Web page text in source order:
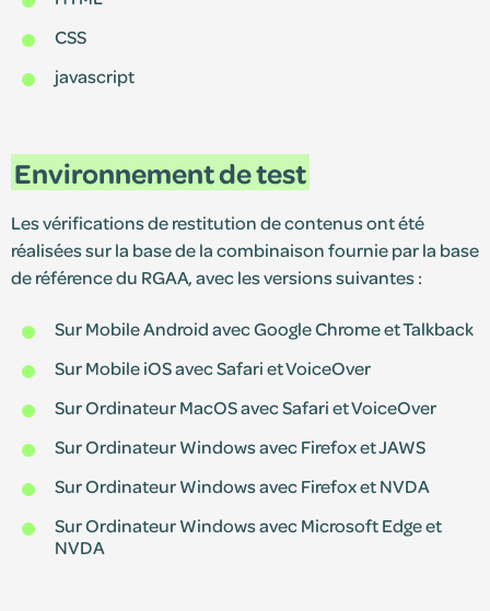
CSS
javascript
Environnement de test
Les vérifications de restitution de contenus ont été
réalisées sur la base de la combinaison fournie par la base
de référence du RGAA, avec les versions suivantes :
Sur Mobile Android avec Google Chrome et Talkback
Sur Mobile iOS avec Safari et VoiceOver
Sur Ordinateur MacOS avec Safari et VoiceOver
Sur Ordinateur Windows avec Firefox et JAWS
Sur Ordinateur Windows avec Firefox et NVDA
Sur Ordinateur Windows avec Microsoft Edge et
NVDA